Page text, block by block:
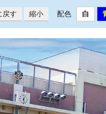
戻す 縮小 配色